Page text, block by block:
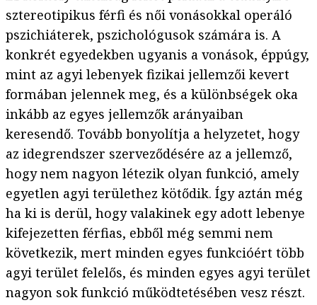
sztereotipikus férfi és női vonásokkal operáló
pszichiáterek, pszichológusok számára is. A
konkrét egyedekben ugyanis a vonások, éppúgy,
mint az agyi lebenyek fizikai jellemzői kevert
formában jelennek meg, és a különbségek oka
inkább az egyes jellemzők arányaiban
keresendő. Tovább bonyolítja a helyzetet, hogy
az idegrendszer szerveződésére az a jellemző,
hogy nem nagyon létezik olyan funkció, amely
egyetlen agyi területhez kötődik. Így aztán még
ha ki is derül, hogy valakinek egy adott lebenye
kifejezetten férfias, ebből még semmi nem
következik, mert minden egyes funkcióért több
agyi terület felelős, és minden egyes agyi terület
nagyon sok funkció működtetésében vesz részt.